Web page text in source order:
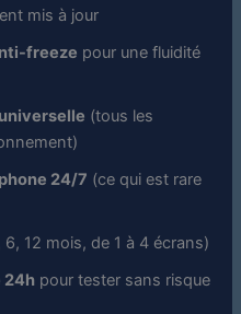
mis à jour
freeze pour une fluidité
(tous les
24/7 (ce qui est rare
6, 12 mois, de 1 à 4 écrans)
24h pour tester sans risque